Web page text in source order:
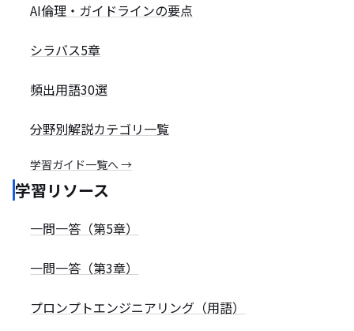
AI倫理・ガイドラインの要点
シラバス5章
頻出用語30選
分野別解説カテゴリ一覧
学習ガイド一覧へ →
学習リソース
一問一答（第5章）
一問一答（第3章）
プロンプトエンジニアリング（用語）